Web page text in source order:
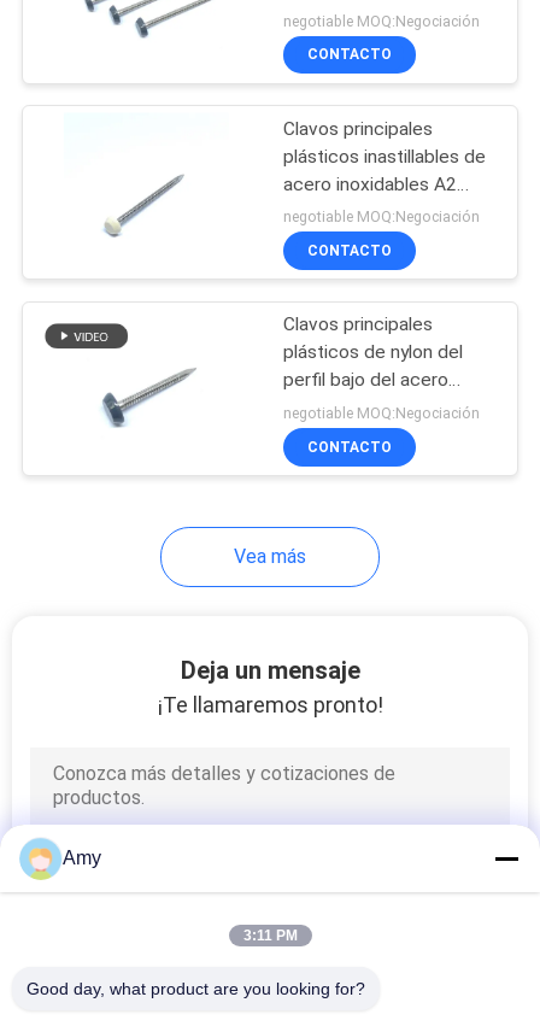
la corrosión con 12m m
van a las placas de UPVC
negotiable MOQ:Negociación
CONTACTO
Clavos principales
plásticos inastillables de
acero inoxidables A2
para la faja y el sofito
negotiable MOQ:Negociación
CONTACTO
Clavos principales
plásticos de nylon del
perfil bajo del acero
inoxidable 316 para
Roofline
negotiable MOQ:Negociación
CONTACTO
Vea más
Deja un mensaje
¡Te llamaremos pronto!
Amy
3:11 PM
Good day, what product are you looking for?